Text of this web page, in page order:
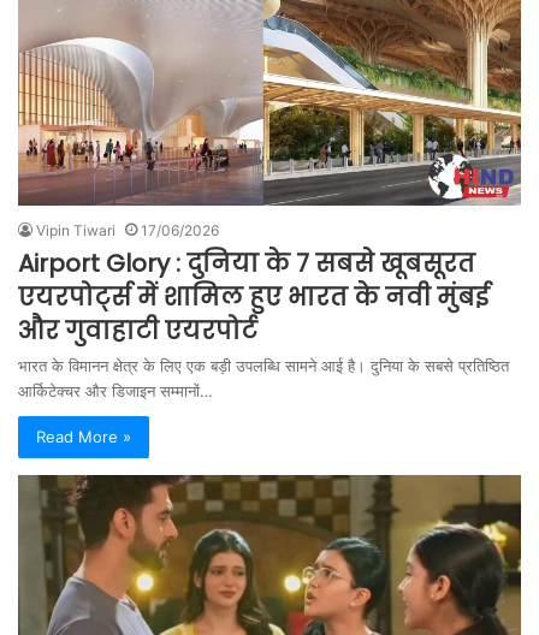
Vipin Tiwari 17/06/2026
Airport Glory : दुनिया के 7 सबसे खूबसूरत
एयरपोर्ट्स में शामिल हुए भारत के नवी मुंबई
और गुवाहाटी एयरपोर्ट
भारत के विमानन क्षेत्र के लिए एक बड़ी उपलब्धि सामने आई है। दुनिया के सबसे प्रतिष्ठित
आर्किटेक्चर और डिजाइन सम्मानों…
Read More »